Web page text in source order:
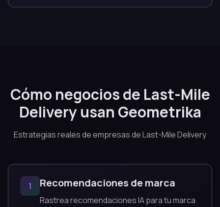
Cómo negocios de Last-Mile
Delivery usan Geometrika
Estrategias reales de empresas de Last-Mile Delivery
1 Recomendaciones de marca
Rastrea recomendaciones IA para tu marca